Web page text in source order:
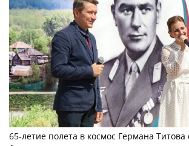
65-летие полета в космос Германа